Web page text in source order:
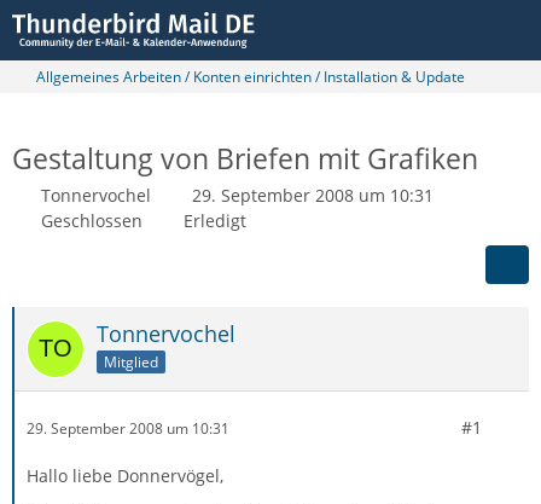
Allgemeines Arbeiten / Konten einrichten / Installation & Update
Gestaltung von Briefen mit Grafiken
Tonnervochel
29. September 2008 um 10:31
Geschlossen
Erledigt
Tonnervochel
Mitglied
29. September 2008 um 10:31 #1
Hallo liebe Donnervögel,